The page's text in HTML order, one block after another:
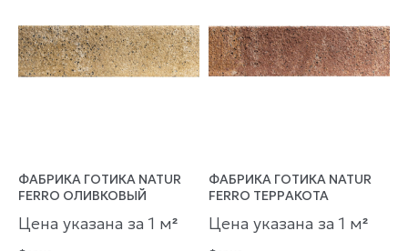
ФАБРИКА ГОТИКА NATUR
FERRO ОЛИВКОВЫЙ
Цена указана за 1 м²
ФАБРИКА ГОТИКА NATUR
FERRO ТЕРРАКОТА
Цена указана за 1 м²